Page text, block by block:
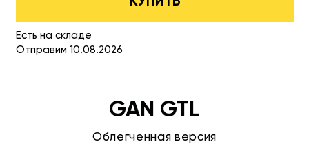
Есть на складе
Отправим 10.08.2026
GAN GTL
Облегченная версия